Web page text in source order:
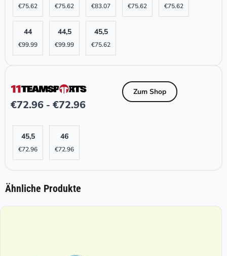
€75.62 €75.62 €83.07 €75.62 €75.62
44
€99.99
44,5
€99.99
45,5
€75.62
€72.96 - €72.96
Zum Shop
45,5
€72.96
46
€72.96
Ähnliche Produkte